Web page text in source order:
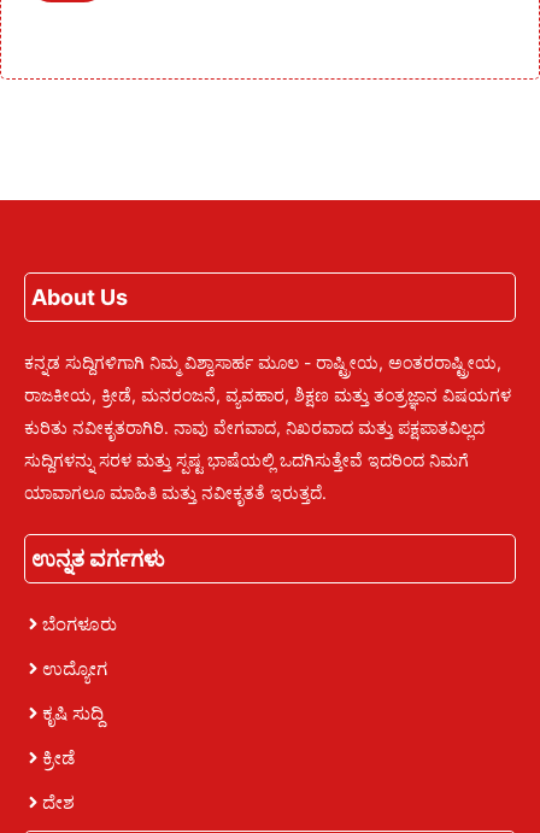
About Us
ಕನ್ನಡ ಸುದ್ದಿಗಳಿಗಾಗಿ ನಿಮ್ಮ ವಿಶ್ವಾಸಾರ್ಹ ಮೂಲ - ರಾಷ್ಟ್ರೀಯ, ಅಂತರರಾಷ್ಟ್ರೀಯ,
ರಾಜಕೀಯ, ಕ್ರೀಡೆ, ಮನರಂಜನೆ, ವ್ಯವಹಾರ, ಶಿಕ್ಷಣ ಮತ್ತು ತಂತ್ರಜ್ಞಾನ ವಿಷಯಗಳ
ಕುರಿತು ನವೀಕೃತರಾಗಿರಿ. ನಾವು ವೇಗವಾದ, ನಿಖರವಾದ ಮತ್ತು ಪಕ್ಷಪಾತವಿಲ್ಲದ
ಸುದ್ದಿಗಳನ್ನು ಸರಳ ಮತ್ತು ಸ್ಪಷ್ಟ ಭಾಷೆಯಲ್ಲಿ ಒದಗಿಸುತ್ತೇವೆ ಇದರಿಂದ ನಿಮಗೆ
ಯಾವಾಗಲೂ ಮಾಹಿತಿ ಮತ್ತು ನವೀಕೃತತೆ ಇರುತ್ತದೆ.
ಉನ್ನತ ವರ್ಗಗಳು
ಬೆಂಗಳೂರು
ಉದ್ಯೋಗ
ಕೃಷಿ ಸುದ್ದಿ
ಕ್ರೀಡೆ
ದೇಶ